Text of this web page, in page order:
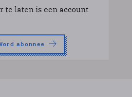
te laten is een account
abonnee